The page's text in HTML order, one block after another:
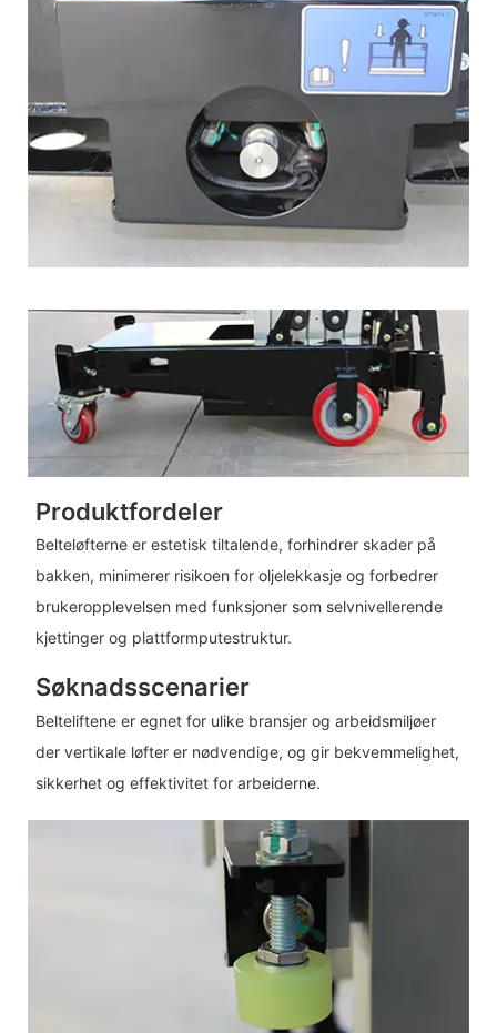
Produktfordeler
Belteløfterne er estetisk tiltalende, forhindrer skader på
bakken, minimerer risikoen for oljelekkasje og forbedrer
brukeropplevelsen med funksjoner som selvnivellerende
kjettinger og plattformputestruktur.
Søknadsscenarier
Belteliftene er egnet for ulike bransjer og arbeidsmiljøer
der vertikale løfter er nødvendige, og gir bekvemmelighet,
sikkerhet og effektivitet for arbeiderne.